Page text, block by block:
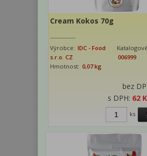
Cream Kokos 70g
Výrobce: IDC - Food
s.r.o. CZ
006999
Hmotnost: 0,07 kg
bez
s DPH: 62
ks